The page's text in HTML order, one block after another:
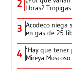
2 libras?
3 Acodeco niega
en gas de 25
4 ‘Hay que
Mireya